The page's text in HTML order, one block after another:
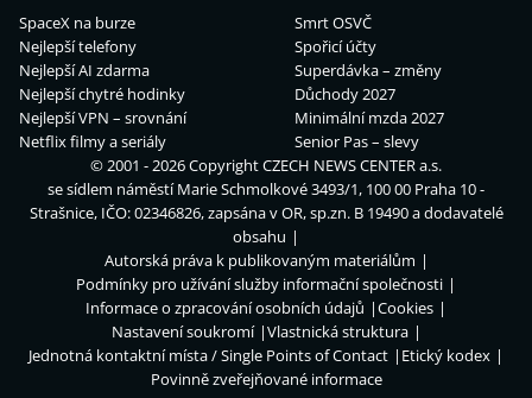
SpaceX na burze
Nejlepší telefony
Nejlepší AI zdarma
Nejlepší chytré hodinky
Nejlepší VPN – srovnání
Netflix filmy a seriály
Smrt OSVČ
Spořicí účty
Superdávka – změny
Důchody 2027
Minimální mzda 2027
Senior Pas – slevy
© 2001 - 2026 CopyrightCZECH NEWS CENTER a.s.
se sídlem náměstí Marie Schmolkové 3493/1, 100 00 Praha 10 -
Strašnice, IČO: 02346826, zapsána v OR, sp.zn. B 19490 a dodavatelé
obsahu
Autorská práva k publikovaným materiálům
Podmínky pro užívání služby informační společnosti
Informace o zpracování osobních údajů
Cookies
Nastavení soukromí
Vlastnická struktura
Jednotná kontaktní místa / Single Points of Contact
Etický kodex
Povinně zveřejňované informace